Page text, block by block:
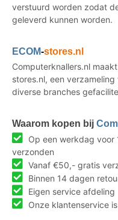
verstuurd worden zodat
geleverd kunnen worden.
ECOM-stores.nl
Computerknallers.nl
stores.nl, een
diverse branches
Waarom kopen bij
Op een werkdag
verzonden
Vanaf €50,- gratis
Binnen 14 dagen
Eigen service afdeling
Onze klantenservice